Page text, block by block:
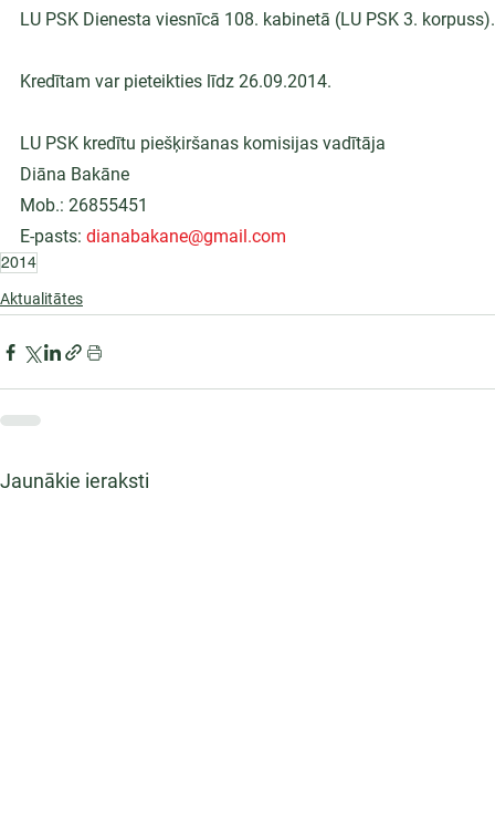
LU PSK Dienesta viesnīcā 108. kabinetā (LU PSK 3. korpuss).
Kredītam var pieteikties līdz 26.09.2014.
LU PSK kredītu piešķiršanas komisijas vadītāja
Diāna Bakāne
Mob.: 26855451
E-pasts: dianabakane@gmail.com
2014
Aktualitātes
Jaunākie ieraksti